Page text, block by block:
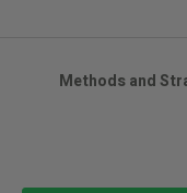
Methods and